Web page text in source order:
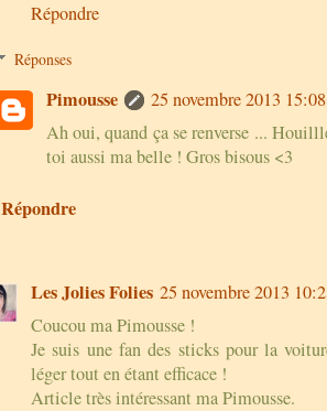
Répondre
Réponses
Pimousse
25 novembre 2013 15:08
Ah oui, quand ça se renverse ...
toi aussi ma belle ! Gros bisous <3
Répondre
Les Jolies Folies 25 novembre 2013
Coucou ma Pimousse !
Je suis une fan des sticks pour la
léger tout en étant efficace !
Article très intéressant ma Pimousse.